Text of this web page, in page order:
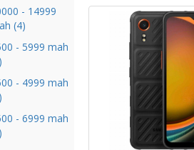
- 14999
(4)
- 5999 mah
- 4999 mah
- 6999 mah